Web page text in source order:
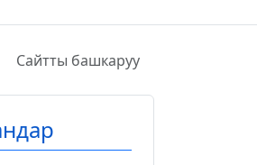
Сайтты башкаруу